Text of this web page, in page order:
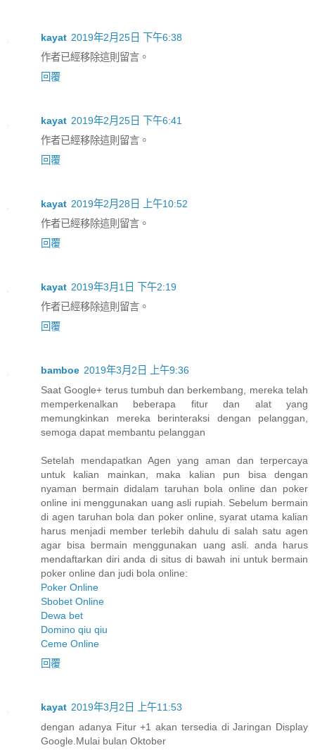
kayat 2019年2月25日 下午6:38
作者已經移除這則留言。
回覆
kayat 2019年2月25日 下午6:41
作者已經移除這則留言。
回覆
kayat 2019年2月28日 上午10:52
作者已經移除這則留言。
回覆
kayat 2019年3月1日 下午2:19
作者已經移除這則留言。
回覆
bamboe 2019年3月2日 上午9:36
Saat Google+ terus tumbuh dan berkembang, mereka telah
memperkenalkan beberapa fitur dan alat yang
memungkinkan mereka berinteraksi dengan pelanggan,
semoga dapat membantu pelanggan
Setelah mendapatkan Agen yang aman dan terpercaya
untuk kalian mainkan, maka kalian pun bisa dengan
nyaman bermain didalam taruhan bola online dan poker
online ini menggunakan uang asli rupiah. Sebelum bermain
di agen taruhan bola dan poker online, syarat utama kalian
harus menjadi member terlebih dahulu di salah satu agen
agar bisa bermain menggunakan uang asli. anda harus
mendaftarkan diri anda di situs di bawah ini untuk bermain
poker online dan judi bola online:
Poker Online
Sbobet Online
Dewa bet
Domino qiu qiu
Ceme Online
回覆
kayat 2019年3月2日 上午11:53
dengan adanya Fitur +1 akan tersedia di Jaringan Display
Google.Mulai bulan Oktober